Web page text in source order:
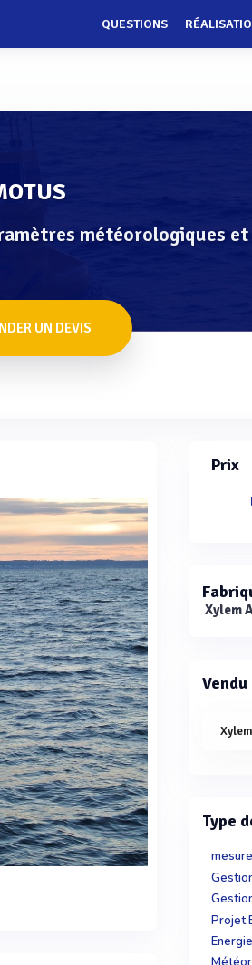
QUESTIONS
météorologiques
UN DEVIS
Prix
Xylem
Vendu
Type
Projet